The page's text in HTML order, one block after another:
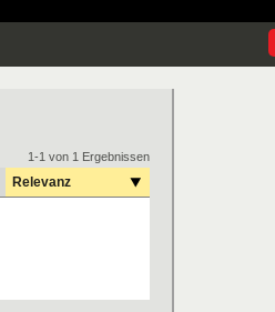
1-1 von 1 Ergebnissen
Relevanz